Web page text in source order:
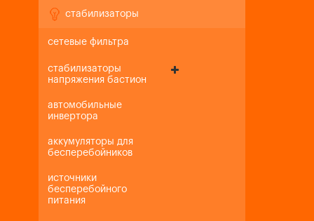
стабилизаторы
сетевые фильтра
стабилизаторы
напряжения бастион
автомобильные
инвертора
аккумуляторы для
бесперебойников
источники
бесперебойного
питания